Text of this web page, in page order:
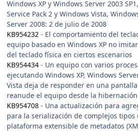
Windows XP y Windows Server 2003
Service Pack 2 y Windows Vista,
Server 2008: 2 de julio de 2008
KB954232 - El comportamiento del
equipo basado en Windows XP no
del teclado física en ciertos escenarios
KB954434 - Un equipo con varios
ejecutando Windows XP, Windows
Vista deja de responder en una
reanude el equipo desde la hibernación
KB954708 - Una actualización para
para la serialización de complejos tipos
plataforma extensible de metadatos